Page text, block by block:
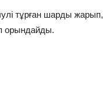
тұрған шарды жарып,
орындайды.